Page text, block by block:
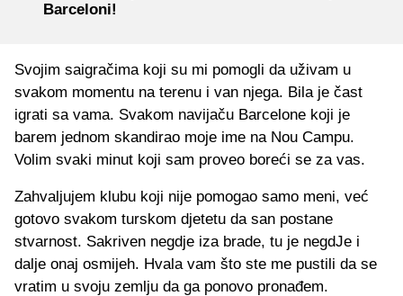
Barceloni!
Svojim saigračima koji su mi pomogli da uživam u
svakom momentu na terenu i van njega. Bila je čast
igrati sa vama. Svakom navijaču Barcelone koji je
barem jednom skandirao moje ime na Nou Campu.
Volim svaki minut koji sam proveo boreći se za vas.
Zahvaljujem klubu koji nije pomogao samo meni, već
gotovo svakom turskom djetetu da san postane
stvarnost. Sakriven negdje iza brade, tu je negdJe i
dalje onaj osmijeh. Hvala vam što ste me pustili da se
vratim u svoju zemlju da ga ponovo pronađem.